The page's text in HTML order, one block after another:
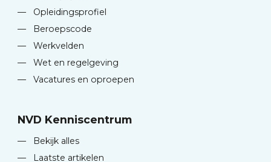
—
Opleidingsprofiel
—
Beroepscode
—
Werkvelden
—
Wet en regelgeving
—
Vacatures en oproepen
NVD Kenniscentrum
—
Bekijk alles
—
Laatste artikelen